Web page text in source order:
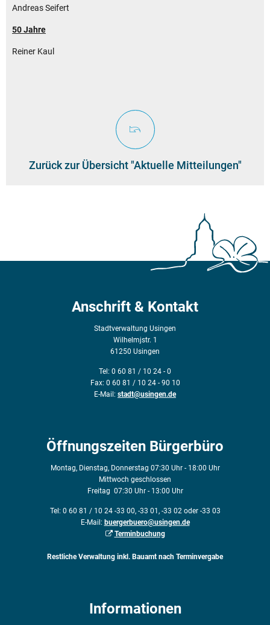
Andreas Seifert
50 Jahre
Reiner Kaul
Zurück zur Übersicht "Aktuelle Mitteilungen"
Anschrift & Kontakt
Stadtverwaltung Usingen
Wilhelmjstr. 1
61250 Usingen
Tel: 0 60 81 / 10 24 - 0
Fax: 0 60 81 / 10 24 - 90 10
E-Mail: stadt@usingen.de
Öffnungszeiten Bürgerbüro
Montag, Dienstag, Donnerstag 07:30 Uhr - 18:00 Uhr
Mittwoch geschlossen
Freitag 07:30 Uhr - 13:00 Uhr
Tel: 0 60 81 / 10 24 -33 00, -33 01, -33 02 oder -33 03
E-Mail: buergerbuero@usingen.de
Terminbuchung
Restliche Verwaltung inkl. Bauamt nach Terminvergabe
Informationen